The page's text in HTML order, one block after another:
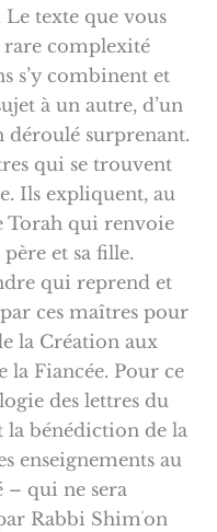
texte que vous
rare complexité
s’y combinent et
à un autre, d’un
déroulé surprenant.
qui se trouvent
Ils expliquent, au
Torah qui renvoie
et sa fille.
qui reprend et
ces maîtres pour
la Création aux
la Fiancée. Pour ce
des lettres du
bénédiction de la
enseignements au
– qui ne sera
Rabbi Shimʿon